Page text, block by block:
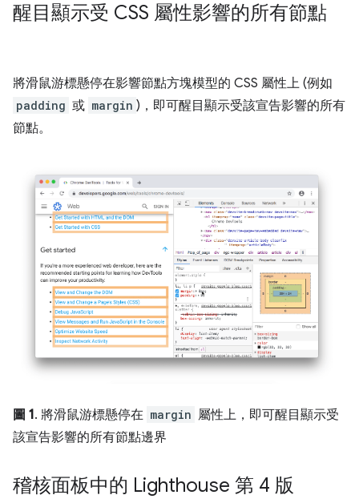
醒目顯示受 CSS 屬性影響的所有節點
將滑鼠游標懸停在影響節點方塊模型的 CSS 屬性上 (例如
padding 或 margin )，即可醒目顯示受該宣告影響的所有
節點。
圖 1. 將滑鼠游標懸停在 margin 屬性上，即可醒目顯示受
該宣告影響的所有節點邊界
稽核面板中的 Lighthouse 第 4 版